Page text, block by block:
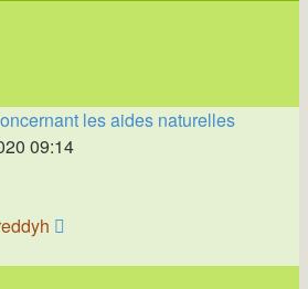
les aides naturelles
09:14